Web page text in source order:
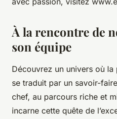
À la rencontre de
son équipe
Découvrez un univers où
se traduit par un savoir-
chef, au parcours riche et
incarne cette quête de